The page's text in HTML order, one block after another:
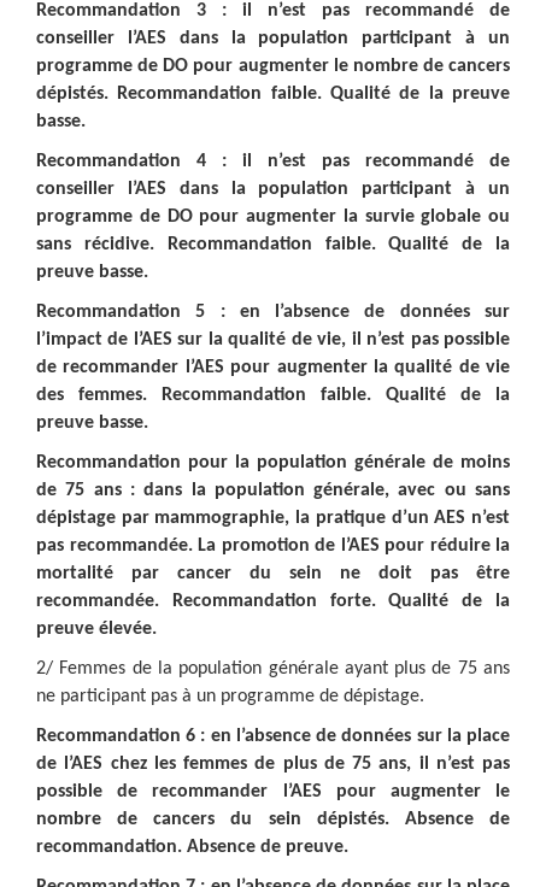
Recommandation 3 : il n’est pas recommandé de
conseiller l’AES dans la population participant à un
programme de DO pour augmenter le nombre de cancers
dépistés. Recommandation faible. Qualité de la preuve
basse.
Recommandation 4 :
il n’est pas recommandé de
conseiller l’AES dans la population participant à un
programme de DO pour augmenter la survie globale ou
sans récidive. Recommandation faible. Qualité de la
preuve basse.
Recommandation 5 : en l’absence de données sur
l’impact de l’AES sur la qualité de vie, il n’est pas possible
de recommander l’AES pour augmenter la qualité de vie
des femmes. Recommandation faible. Qualité de la
preuve basse.
Recommandation pour la population générale de moins
de 75 ans : dans la population générale, avec ou sans
dépistage par mammographie, la pratique d’un AES n’est
pas recommandée. La promotion de l’AES pour réduire la
mortalité par cancer du sein ne doit pas être
recommandée. Recommandation forte. Qualité de la
preuve élevée.
2/ Femmes de la population générale ayant plus de 75 ans
ne participant pas à un programme de dépistage.
Recommandation 6 : en l’absence de données sur la place
de l’AES chez les femmes de plus de 75 ans, il n’est pas
possible de recommander l’AES pour augmenter le
nombre de cancers du sein dépistés. Absence de
recommandation. Absence de preuve.